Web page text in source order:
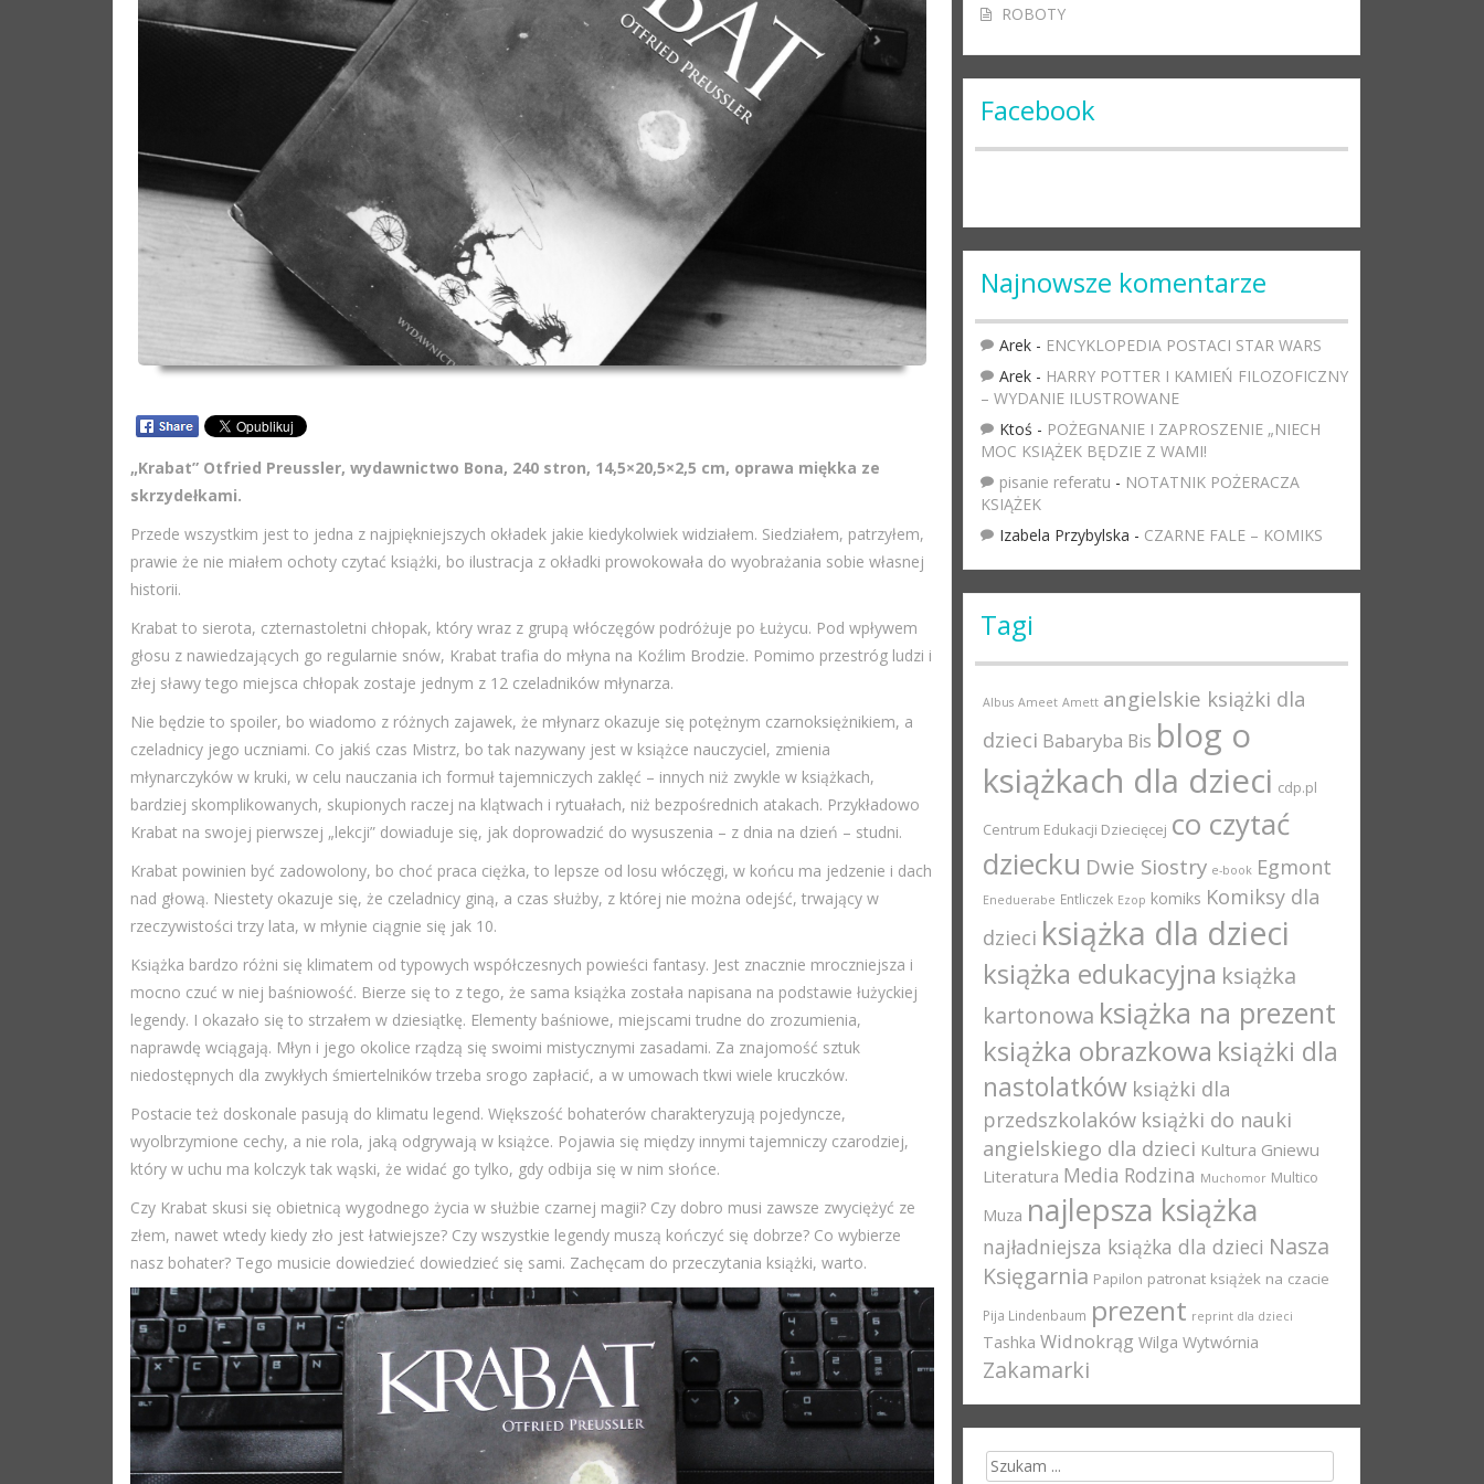
„Krabat” Otfried Preussler, wydawnictwo Bona, 240 stron, 14,5×20,5×2,5 cm, oprawa miękka ze
skrzydełkami.
Przede wszystkim jest to jedna z najpiękniejszych okładek jakie kiedykolwiek widziałem. Siedziałem, patrzyłem,
prawie że nie miałem ochoty czytać książki, bo ilustracja z okładki prowokowała do wyobrażania sobie własnej
historii.
Krabat to sierota, czternastoletni chłopak, który wraz z grupą włóczęgów podróżuje po Łużycu. Pod wpływem
głosu z nawiedzających go regularnie snów, Krabat trafia do młyna na Koźlim Brodzie. Pomimo przestróg ludzi i
złej sławy tego miejsca chłopak zostaje jednym z 12 czeladników młynarza.
Nie będzie to spoiler, bo wiadomo z różnych zajawek, że młynarz okazuje się potężnym czarnoksiężnikiem, a
czeladnicy jego uczniami. Co jakiś czas Mistrz, bo tak nazywany jest w książce nauczyciel, zmienia
młynarczyków w kruki, w celu nauczania ich formuł tajemniczych zaklęć – innych niż zwykle w książkach,
bardziej skomplikowanych, skupionych raczej na klątwach i rytuałach, niż bezpośrednich atakach. Przykładowo
Krabat na swojej pierwszej „lekcji” dowiaduje się, jak doprowadzić do wysuszenia – z dnia na dzień – studni.
Krabat powinien być zadowolony, bo choć praca ciężka, to lepsze od losu włóczęgi, w końcu ma jedzenie i dach
nad głową. Niestety okazuje się, że czeladnicy giną, a czas służby, z której nie można odejść, trwający w
rzeczywistości trzy lata, w młynie ciągnie się jak 10.
Książka bardzo różni się klimatem od typowych współczesnych powieści fantasy. Jest znacznie mroczniejsza i
mocno czuć w niej baśniowość. Bierze się to z tego, że sama książka została napisana na podstawie łużyckiej
legendy. I okazało się to strzałem w dziesiątkę. Elementy baśniowe, miejscami trudne do zrozumienia,
naprawdę wciągają. Młyn i jego okolice rządzą się swoimi mistycznymi zasadami. Za znajomość sztuk
niedostępnych dla zwykłych śmiertelników trzeba srogo zapłacić, a w umowach tkwi wiele kruczków.
Postacie też doskonale pasują do klimatu legend. Większość bohaterów charakteryzują pojedyncze,
wyolbrzymione cechy, a nie rola, jaką odgrywają w książce. Pojawia się między innymi tajemniczy czarodziej,
który w uchu ma kolczyk tak wąski, że widać go tylko, gdy odbija się w nim słońce.
Czy Krabat skusi się obietnicą wygodnego życia w służbie czarnej magii? Czy dobro musi zawsze zwyciężyć ze
złem, nawet wtedy kiedy zło jest łatwiejsze? Czy wszystkie legendy muszą kończyć się dobrze? Co wybierze
nasz bohater? Tego musicie dowiedzieć dowiedzieć się sami. Zachęcam do przeczytania książki, warto.
ROBOTY
Facebook
Najnowsze komentarze
Arek - ENCYKLOPEDIA POSTACI STAR WARS
Arek - HARRY POTTER I KAMIEŃ FILOZOFICZNY
– WYDANIE ILUSTROWANE
Ktoś - POŻEGNANIE I ZAPROSZENIE „NIECH
MOC KSIĄŻEK BĘDZIE Z WAMI!
pisanie referatu - NOTATNIK POŻERACZA
KSIĄŻEK
Izabela Przybylska - CZARNE FALE – KOMIKS
Tagi
Albus Ameet Amett angielskie książki dla
dzieci Babaryba Bis blog o
książkach dla dzieci cdp.pl
Centrum Edukacji Dziecięcej co czytać
dziecku Dwie Siostry e-book Egmont
Eneduerabe Entliczek Ezop komiks Komiksy dla
dzieci książka dla dzieci
książka edukacyjna książka
kartonowa książka na prezent
książka obrazkowa książki dla
nastolatków książki dla
przedszkolaków książki do nauki
angielskiego dla dzieci Kultura Gniewu
Literatura Media Rodzina Muchomor Multico
Muza najlepsza książka
najładniejsza książka dla dzieci Nasza
Księgarnia Papilon patronat książek na czacie
Pija Lindenbaum prezent reprint dla dzieci
Tashka Widnokrąg Wilga Wytwórnia
Zakamarki
Search for: